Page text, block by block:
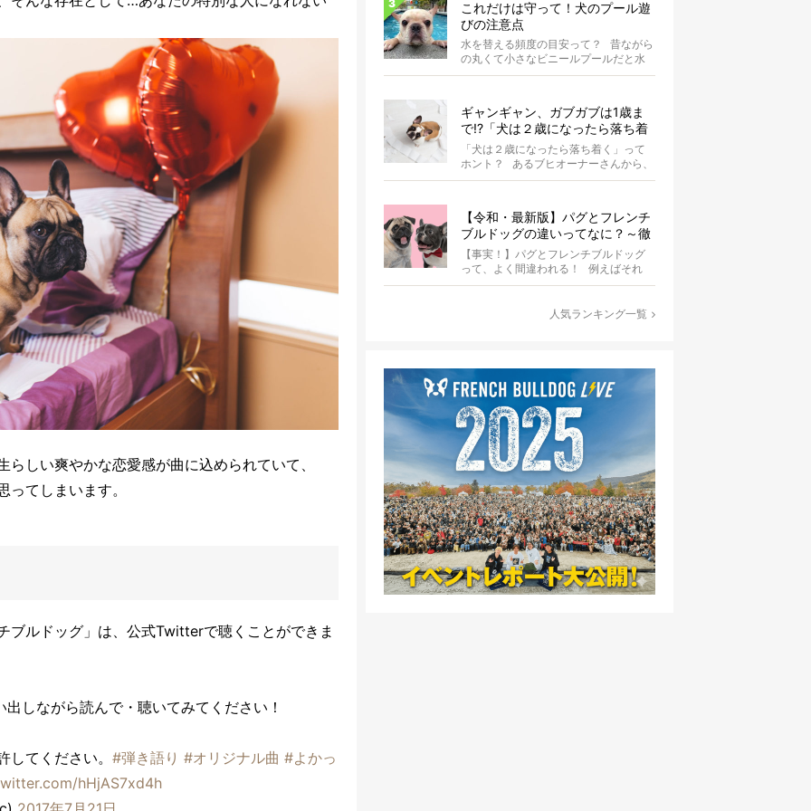
しい爽やかな恋愛感が曲に込められていて、
てしまいます。
ブルドッグ」は、公式Twitterで聴くことができま
しながら読んで・聴いてみてください！
てください。 #弾き語り #オリジナル曲 #よかっ
hHjAS7xd4h
これだけは守って！犬のプール遊
びの注意点
水を替える頻度の目安って？ 昔ながら
の丸くて小さなビニールプールだと水
替えもさほど手間ではないけ...
ギャンギャン、ガブガブは1歳ま
で!?「犬は２歳になったら落ち着
く」という都市伝説は本当？
「犬は２歳になったら落ち着く」って
ホント？ あるブヒオーナーさんから、
こんな質問がありました。...
【令和・最新版】パグとフレンチ
ブルドッグの違いってなに？～徹
底解説～
【事実！】パグとフレンチブルドッグ
って、よく間違われる！ 例えばそれ
は、愛ブヒとのお散歩中。 &...
人気ランキング一覧